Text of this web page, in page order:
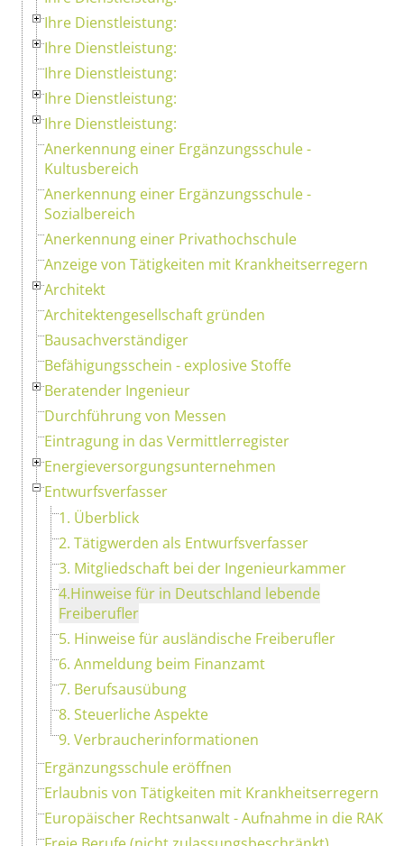
Ihre Dienstleistung:
Ihre Dienstleistung:
Ihre Dienstleistung:
Ihre Dienstleistung:
Ihre Dienstleistung:
Anerkennung einer Ergänzungsschule -
Kultusbereich
Anerkennung einer Ergänzungsschule -
Sozialbereich
Anerkennung einer Privathochschule
Anzeige von Tätigkeiten mit Krankheitserregern
Architekt
Architektengesellschaft gründen
Bausachverständiger
Befähigungsschein - explosive Stoffe
Beratender Ingenieur
Durchführung von Messen
Eintragung in das Vermittlerregister
Energieversorgungsunternehmen
Entwurfsverfasser
1. Überblick
2. Tätigwerden als Entwurfsverfasser
3. Mitgliedschaft bei der Ingenieurkammer
4.Hinweise für in Deutschland lebende
Freiberufler
5. Hinweise für ausländische Freiberufler
6. Anmeldung beim Finanzamt
7. Berufsausübung
8. Steuerliche Aspekte
9. Verbraucherinformationen
Ergänzungsschule eröffnen
Erlaubnis von Tätigkeiten mit Krankheitserregern
Europäischer Rechtsanwalt - Aufnahme in die RAK